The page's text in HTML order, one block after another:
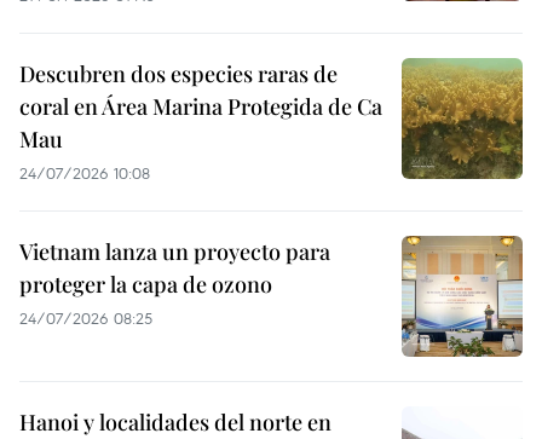
Descubren dos especies raras de
coral en Área Marina Protegida de Ca
Mau
24/07/2026 10:08
Vietnam lanza un proyecto para
proteger la capa de ozono
24/07/2026 08:25
Hanoi y localidades del norte en